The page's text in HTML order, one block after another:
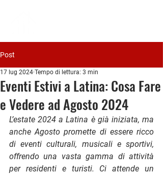
Post
Eventi Estivi a Latina: Cosa Fare
e Vedere ad Agosto 2024
17 lug 2024 Tempo di lettura: 3 min
L’estate 2024 a Latina è già iniziata, ma
anche Agosto promette di essere ricco
di eventi culturali, musicali e sportivi,
offrendo una vasta gamma di attività
per residenti e turisti. Ci attende un